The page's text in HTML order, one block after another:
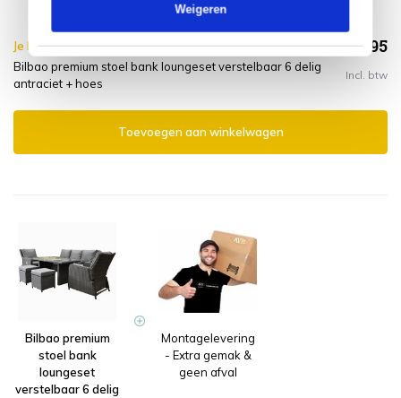
Weigeren
Je bespaart €5.00,- €1.808,95 €1.803,95
Bilbao premium stoel bank loungeset verstelbaar 6 delig
antraciet + hoes
Incl. btw
Toevoegen aan winkelwagen
Bilbao premium
stoel bank
loungeset
verstelbaar 6 delig
Montagelevering
- Extra gemak &
geen afval